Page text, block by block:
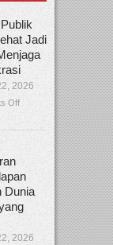
Jadi
2026
Off
Dunia
2026